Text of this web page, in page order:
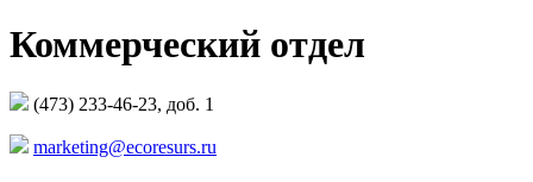
Коммерческий отдел
(473) 233-46-23, доб. 1
marketing@ecoresurs.ru